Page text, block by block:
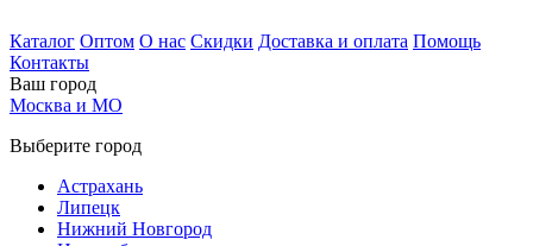
Каталог Оптом О нас Скидки Доставка и оплата Помощь
Контакты
Ваш город
Москва и МО
Выберите город
Астрахань
Липецк
Нижний Новгород